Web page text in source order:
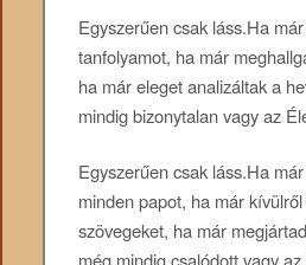
Egyszerűen csak láss.Ha
tanfolyamot, ha már
ha már eleget analizáltak a
mindig bizonytalan vagy az
Egyszerűen csak láss.Ha
minden papot, ha már
szövegeket, ha már
még mindig csalódott vagy